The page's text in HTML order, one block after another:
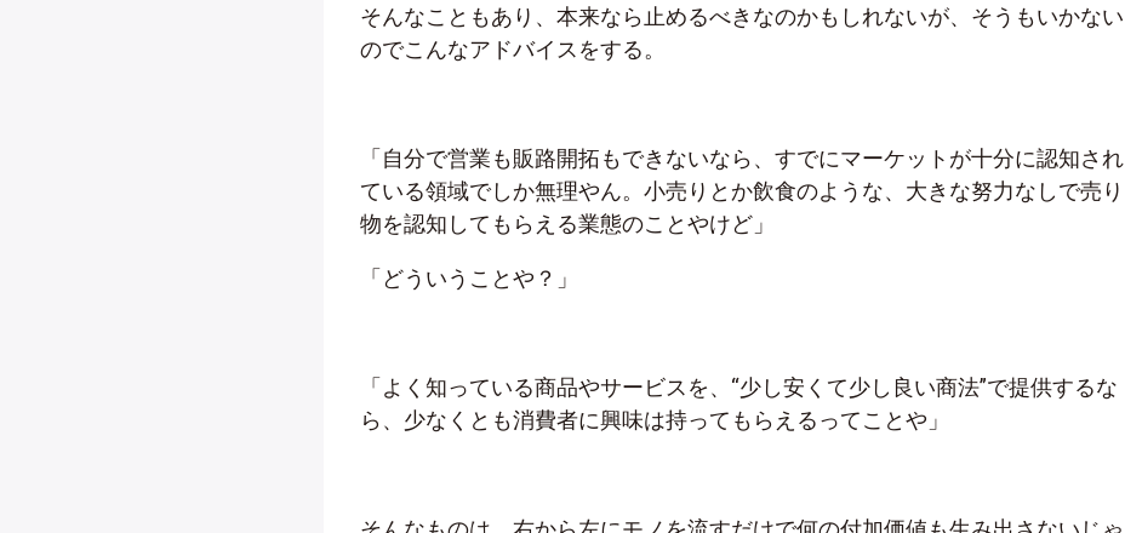
そんなこともあり、本来なら止めるべきなのかもしれないが、そうもいかない
のでこんなアドバイスをする。
「自分で営業も販路開拓もできないなら、すでにマーケットが十分に認知され
ている領域でしか無理やん。小売りとか飲食のような、大きな努力なしで売り
物を認知してもらえる業態のことやけど」
「どういうことや？」
「よく知っている商品やサービスを、“少し安くて少し良い商法”で提供するな
ら、少なくとも消費者に興味は持ってもらえるってことや」